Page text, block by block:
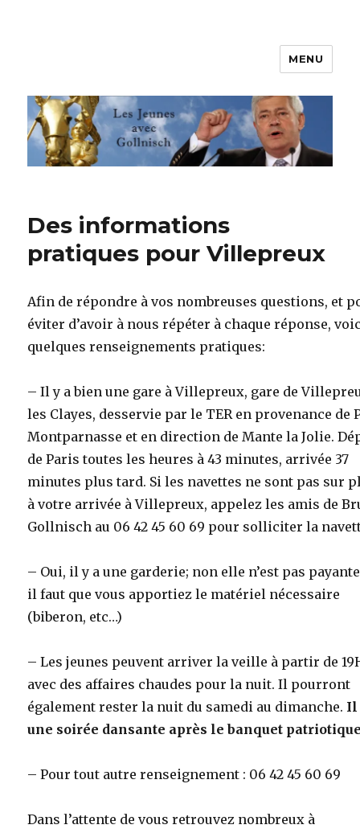
Les jeunes avec Gollnisch
MENU
Des informations
pratiques pour Villepreux
Afin de répondre à vos nombreuses questions, et
éviter d’avoir à nous répéter à chaque réponse,
quelques renseignements pratiques:
– Il y a bien une gare à Villepreux, gare de
les Clayes, desservie par le TER en provenance de
Montparnasse et en direction de Mante la Jolie.
de Paris toutes les heures à 43 minutes, arrivée 37
minutes plus tard. Si les navettes ne sont pas sur
à votre arrivée à Villepreux, appelez les amis de
Gollnisch au 06 42 45 60 69 pour solliciter la
– Oui, il y a une garderie; non elle n’est pas
il faut que vous apportiez le matériel nécessaire
(biberon, etc…)
– Les jeunes peuvent arriver la veille à partir de
avec des affaires chaudes pour la nuit. Il pourront
également rester la nuit du samedi au dimanche. Il
une soirée dansante après le banquet
– Pour tout autre renseignement : 06 42 45 60 69
Dans l’attente de vous retrouvez nombreux à